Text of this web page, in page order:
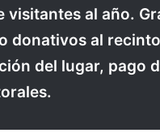
visitantes al año.
donativos al
del lugar, pago